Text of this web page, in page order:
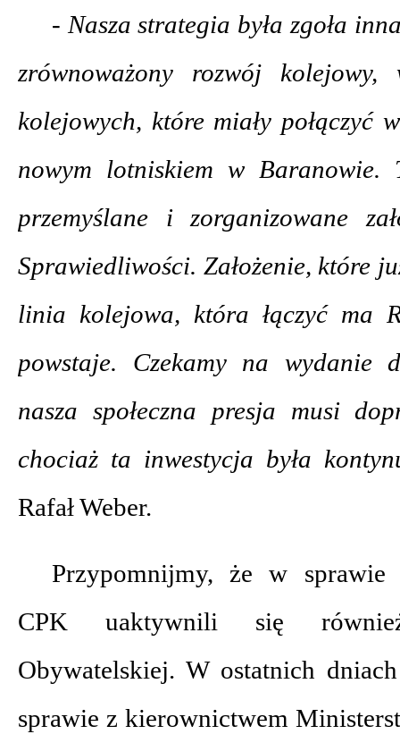
- Nasza strategia była zgoła
zrównoważony rozwój
kolejowych, które miały połączyć
nowym lotniskiem w Baranowie.
przemyślane i zorganizowane
Sprawiedliwości. Założenie, które
linia kolejowa, która łączyć ma
powstaje. Czekamy na wydanie
nasza społeczna presja musi
chociaż ta inwestycja była
Rafał Weber.
Przypomnijmy, że w sprawie
CPK uaktywnili się
Obywatelskiej. W ostatnich
sprawie z kierownictwem